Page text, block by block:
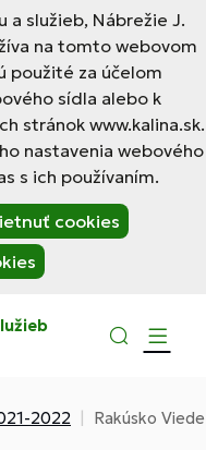
služieb, Nábrežie J.
na tomto webovom
použité za účelom
sídla alebo k
stránok www.kalina.sk.
nastavenia webového
s ich používaním.
cookies
2022 Rakúsko